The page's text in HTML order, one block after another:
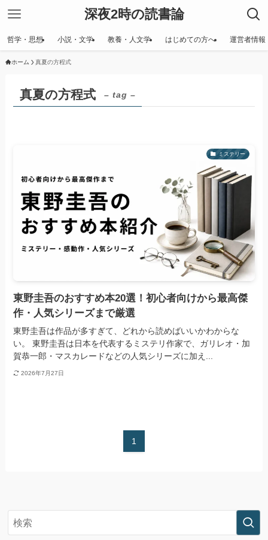
深夜2時の読書論
哲学・思想 小説・文学 教養・人文学 はじめての方へ 運営者情報
ホーム 真夏の方程式
真夏の方程式 – tag –
ミステリー
東野圭吾のおすすめ本20選！初心者向けから最高傑
作・人気シリーズまで厳選
東野圭吾は作品が多すぎて、どれから読めばいいかわからな
い。 東野圭吾は日本を代表するミステリ作家で、ガリレオ・加
賀恭一郎・マスカレードなどの人気シリーズに加え...
2026年7月27日
1